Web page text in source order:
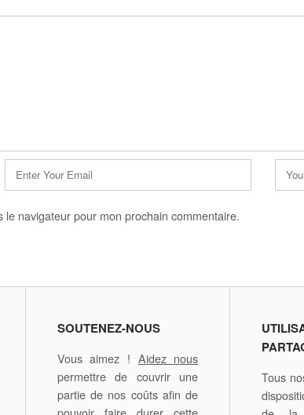
Site
navigateur pour mon prochain commentaire.
SOUTENEZ-NOUS
Vous aimez ! Aidez nous
permettre de couvrir une
partie de nos coûts afin de
Tous